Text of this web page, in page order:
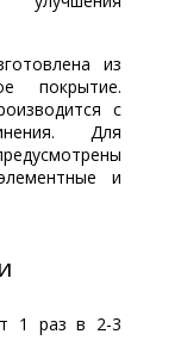
из
покрытие.
с
Для
и
1 раз в 2-3